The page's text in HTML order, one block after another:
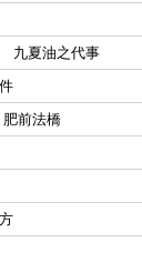
九夏油之代事
肥前法橋